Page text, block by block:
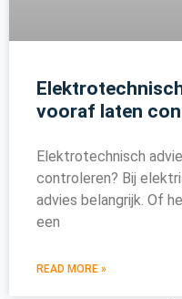
vooraf laten
Elektrotechnisch
controleren? Bij
advies belangrijk. Of
een
READ MORE »